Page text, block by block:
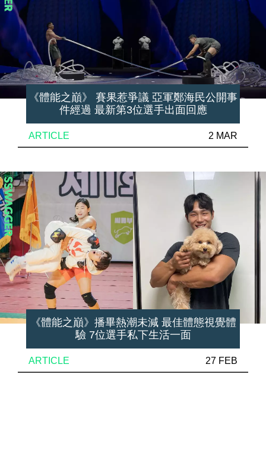
《體能之巔》 賽果惹爭議 亞軍鄭海民公開事
件經過 最新第3位選手出面回應
ARTICLE 2 MAR
《體能之巔》播畢熱潮未減 最佳體態視覺體
驗 7位選手私下生活一面
ARTICLE 27 FEB